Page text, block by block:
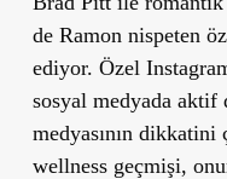
de Ramon nispeten
ediyor. Özel
sosyal medyada
medyasının dikkatini
wellness geçmişi,